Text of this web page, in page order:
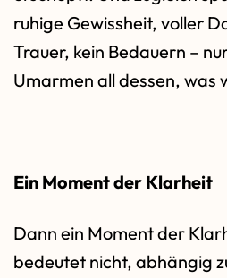
ruhige Gewissheit, voller
Trauer, kein Bedauern –
Umarmen all dessen, was
Ein Moment der Klarheit
Dann ein Moment der
bedeutet nicht, abhängig